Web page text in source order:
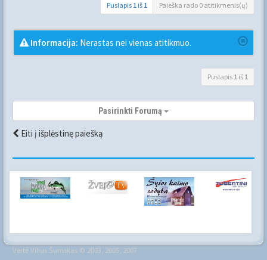
Puslapis 1 iš 1 Paieška rado 0 atitikmenis(ų)
Informacija: Nerastas nei vienas atitikmuo.
Puslapis 1 iš 1
Pasirinkti Forumą
Eiti į išplėstinę paiešką
VertėVilius Šumskas © 2003, 2005, 2007